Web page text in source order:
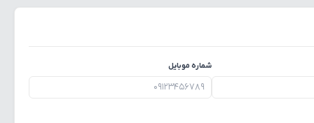
شماره موبایل